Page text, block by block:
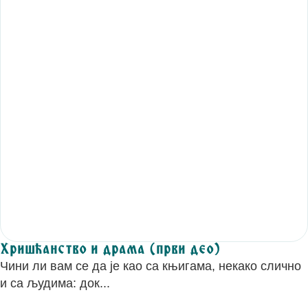
Хришћанство и драма (први део)
Чини ли вам се да је као са књигама, некако слично
и са људима: док...